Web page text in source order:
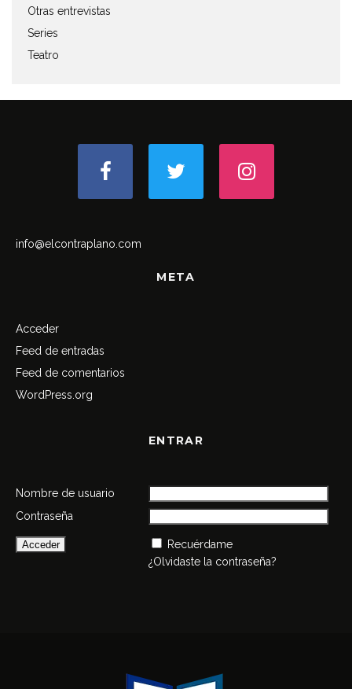
Otras entrevistas
Series
Teatro
info@elcontraplano.com
META
Acceder
Feed de entradas
Feed de comentarios
WordPress.org
ENTRAR
Nombre de usuario
Contraseña
Recuérdame
¿Olvidaste la contraseña?